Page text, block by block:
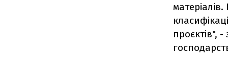
проєктів", -